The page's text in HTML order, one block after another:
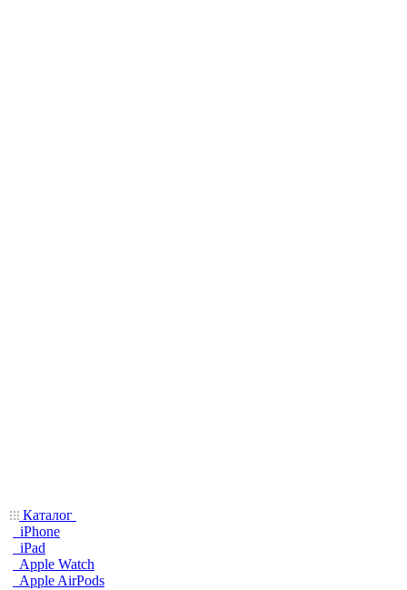
Каталог
iPhone
iPad
Apple Watch
Apple AirPods